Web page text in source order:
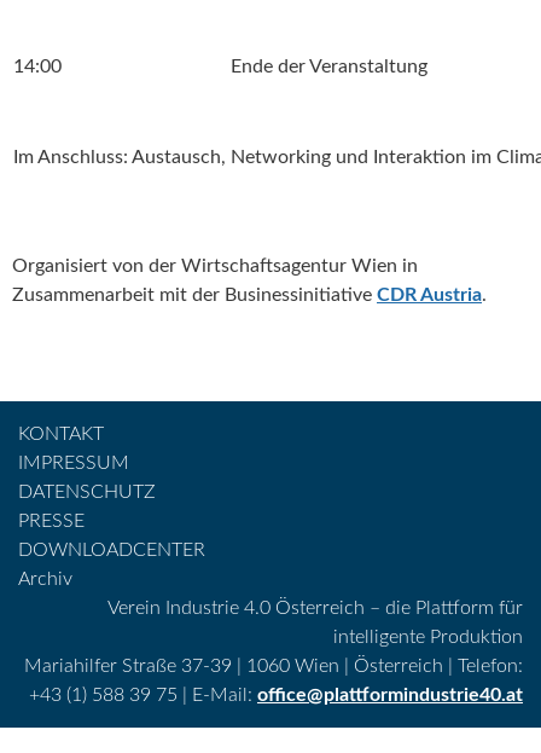
14:00 Ende der Veranstaltung
Im Anschluss: Austausch, Networking und Interaktion im
Organisiert von der Wirtschaftsagentur Wien in
Zusammenarbeit mit der Businessinitiative CDR Austria.
KONTAKT
IMPRESSUM
DATENSCHUTZ
PRESSE
DOWNLOADCENTER
Archiv
Verein Industrie 4.0 Österreich – die Plattform für
intelligente Produktion
Mariahilfer Straße 37-39 | 1060 Wien | Österreich | Telefon:
+43 (1) 588 39 75 | E-Mail: office@plattformindustrie40.at